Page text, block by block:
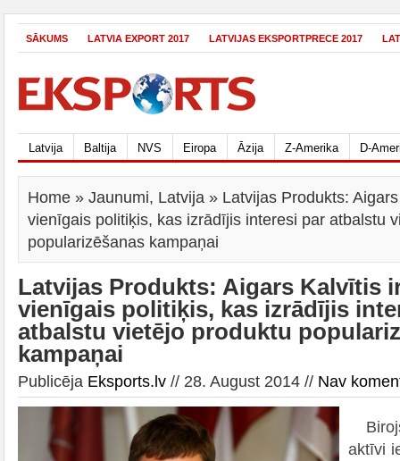
SĀKUMS LATVIA EXPORT 2017 LATVIJAS EKSPORTPRECE 2017
Latvija Baltija NVS Eiropa Āzija Z-Amerika D-
Home » Jaunumi, Latvija » Latvijas Produkts:
vienīgais politiķis, kas izrādījis interesi par atbalstu
popularizēšanas kampaņai
Latvijas Produkts: Aigars Kalvītis
vienīgais politiķis, kas izrādījis
atbalstu vietējo produktu
kampaņai
Publicēja Eksports.lv // 28. August 2014 // Nav
aktīvi